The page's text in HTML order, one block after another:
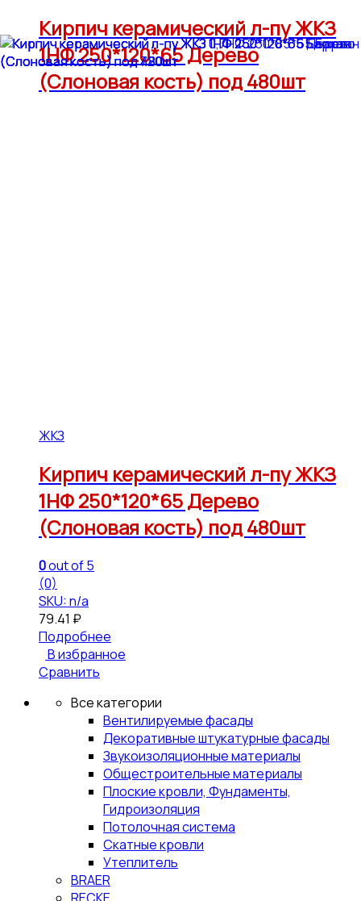
Кирпич керамический л-пу ЖКЗ
1НФ 250*120*65 Дерево
(Слоновая кость) под 480шт
ЖКЗ
Кирпич керамический л-пу ЖКЗ
1НФ 250*120*65 Дерево
(Слоновая кость) под 480шт
0out of 5
(0)
SKU: n/a
79.41 ₽
Подробнее
В избранное
Сравнить
Все категории
Вентилируемые фасады
Декоративные штукатурные фасады
Звукоизоляционные материалы
Общестроительные материалы
Плоские кровли, Фундаменты,
Гидроизоляция
Потолочная система
Скатные кровли
Утеплитель
BRAER